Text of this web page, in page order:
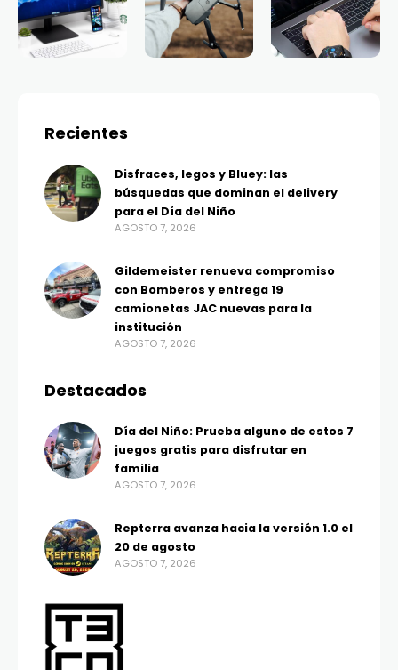
Recientes
Disfraces, legos y Bluey: las
búsquedas que dominan el delivery
para el Día del Niño
AGOSTO 7, 2026
Gildemeister renueva compromiso
con Bomberos y entrega 19
camionetas JAC nuevas para la
institución
AGOSTO 7, 2026
Destacados
Día del Niño: Prueba alguno de estos 7
juegos gratis para disfrutar en
familia
AGOSTO 7, 2026
Repterra avanza hacia la versión 1.0 el
20 de agosto
AGOSTO 7, 2026